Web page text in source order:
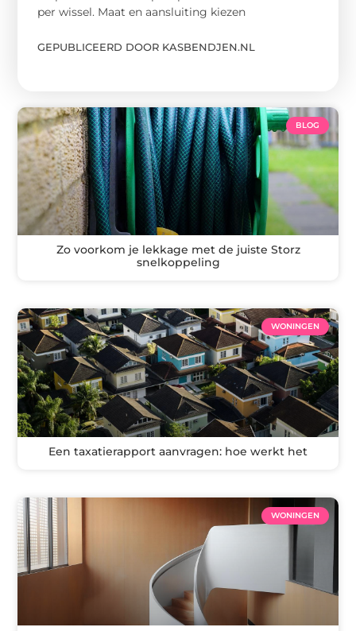
per wissel. Maat en aansluiting kiezen
GEPUBLICEERD DOOR KASBENDJEN.NL
BLOG
Zo voorkom je lekkage met de juiste Storz
snelkoppeling
WONINGEN
Een taxatierapport aanvragen: hoe werkt het
WONINGEN